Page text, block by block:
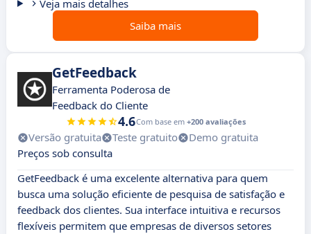
Veja mais detalhes
Saiba mais
GetFeedback
Ferramenta Poderosa de
Feedback do Cliente
4.6Com base em +200 avaliações
Versão gratuita Teste gratuito
Demo gratuita
Preços sob consulta
GetFeedback é uma excelente alternativa para quem
busca uma solução eficiente de pesquisa de satisfação e
feedback dos clientes. Sua interface intuitiva e recursos
flexíveis permitem que empresas de diversos setores